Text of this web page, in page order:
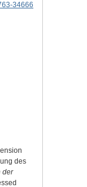
34666
des
der